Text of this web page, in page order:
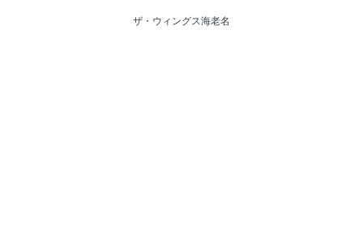
ザ・ウィングス海老名